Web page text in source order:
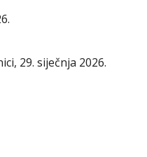
29. siječnja 2026.